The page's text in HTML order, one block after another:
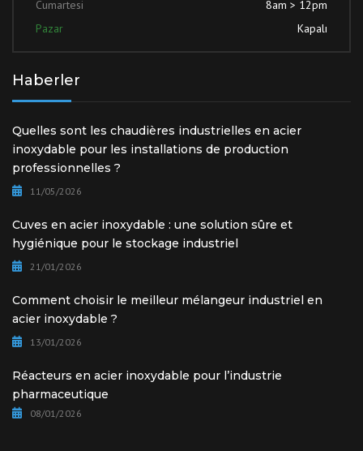
Cumartesi
8am > 12pm
Pazar
Kapalı
Haberler
Quelles sont les chaudières industrielles en acier
inoxydable pour les installations de production
professionnelles ?
11/05/2026
Cuves en acier inoxydable : une solution sûre et
hygiénique pour le stockage industriel
21/01/2026
Comment choisir le meilleur mélangeur industriel en
acier inoxydable ?
13/01/2026
Réacteurs en acier inoxydable pour l’industrie
pharmaceutique
08/01/2026